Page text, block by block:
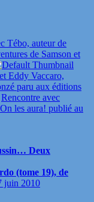
Tébo, auteur de
de Samson et
Eddy Vaccaro,
paru aux éditions
Rencontre avec
les aura! publié au
Deux
(tome 19), de
juin 2010